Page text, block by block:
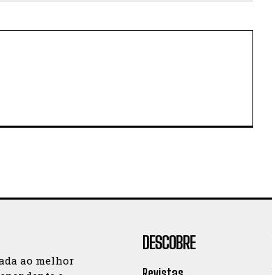
ao melhor
DESCOBRE